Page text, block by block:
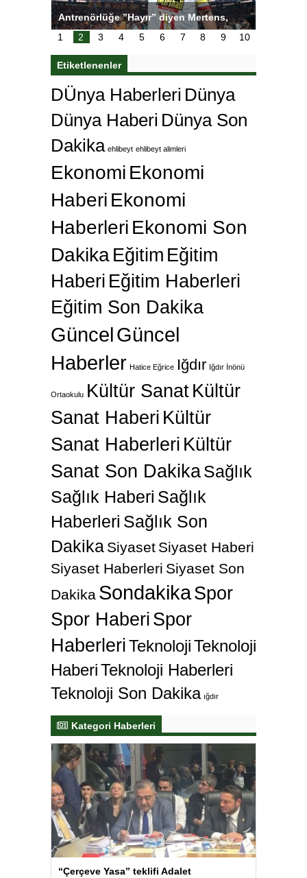
Salihli Sporcuları Kuraş’ta Gururlandırdı
1 2 3 4 5 6 7 8 9 10
Etiketlenenler
DÜnya Haberleri Dünya
Dünya Haberi Dünya Son
Dakika ehlibeyt ehlibeyt alimleri
Ekonomi Ekonomi
Haberi Ekonomi
Haberleri Ekonomi Son
Dakika Eğitim Eğitim
Haberi Eğitim Haberleri
Eğitim Son Dakika
GüncelGüncel
Haberler Hatice Eğrice Iğdır Iğdır İnönü
Ortaokulu Kültür SanatKültür
Sanat Haberi Kültür
Sanat Haberleri Kültür
Sanat Son DakikaSağlık
Sağlık Haberi Sağlık
Haberleri Sağlık Son
Dakika Siyaset Siyaset Haberi
Siyaset Haberleri Siyaset Son
Dakika SondakikaSpor
Spor Haberi Spor
HaberleriTeknolojiTeknoloji
HaberiTeknoloji Haberleri
Teknoloji Son Dakika ığdır
Kategori Haberleri
“Çerçeve Yasa” teklifi Adalet